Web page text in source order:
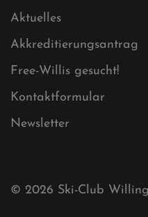
Sponsoren
Aktuelles
Akkreditierungsantrag
Free-Willis gesucht!
Kontaktformular